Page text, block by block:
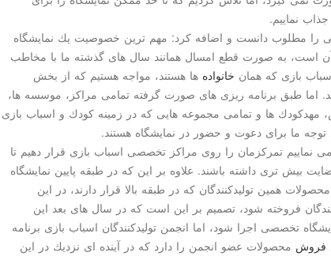
نماییم.
را مطلوب دانست و اضافه كرد: مهم ترین خصوصیت یك نمایشگاه
است، به صورت قطع امسال همانند سال های گذشته ما با مخاطب
بازی كه همان خانواده ها هستند، مواجه هستیم كه از بخش
اما طبق برنامه ریزی های صورت گرفته تمامی مراكز، موسسه ها،
مهدكودك ها و تمامی مجموعه هایی كه در زمینه كودك و اسباب بازی
ما برای دعوت و حضور در نمایشگاه هستند.
می نماییم تمركزمان را روی مراكز تخصصی اسباب بازی قرار دهیم تا
بیش تری داشته باشند. علاوه بر این كه در طبقه پایین نمایشگاه
همین تولیدكنندگان كه در طبقه بالا قرار دارند، در این
فروخته شود، تصمیم بر این است كه در سال های بعد این
تخصصی اجرا شود، اما انجمن تولیدكنندگان اسباب بازی برنامه
فروش محصولات عضو انجمن را دارد كه در آینده ای نزدیك در این